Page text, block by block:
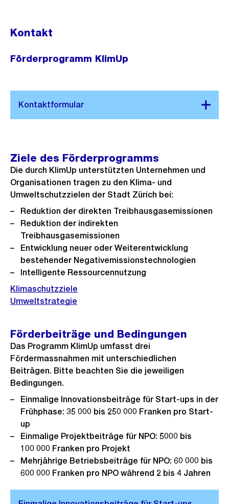
Kontakt
Förderprogramm KlimUp
Ziele des Förderprogramms
Die durch KlimUp unterstützten Unternehmen und
Organisationen tragen zu den Klima- und
Umweltschutzzielen der Stadt Zürich bei:
​Reduktion der direkten Treibhausgasemissionen
​Reduktion der indirekten
Treibhausgasemissionen
Entwicklung neuer oder Weiterentwicklung
bestehender Negativemissionstechnologien
​Intelligente Ressourcennutzung
Klimaschutzziele
Umweltstrategie
Förderbeiträge und Bedingungen
Das Programm KlimUp umfasst drei
Fördermassnahmen mit unterschiedlichen
Beiträgen. Bitte beachten Sie die jeweiligen
Bedingungen.
Einmalige Innovationsbeiträge für Start-ups in der
Frühphase: 35 000 bis 250 000 Franken pro Start-
up
Einmalige Projektbeiträge für NPO: 5000 bis
100 000 Franken pro Projekt
Mehrjährige Betriebsbeiträge für NPO: 60 000 bis
600 000 Franken pro NPO während 2 bis 4 Jahren